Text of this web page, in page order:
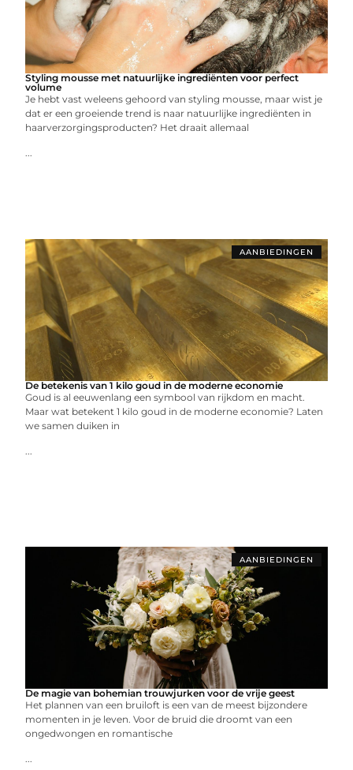
Styling mousse met natuurlijke ingrediënten voor perfect
volume
Je hebt vast weleens gehoord van styling mousse, maar wist je
dat er een groeiende trend is naar natuurlijke ingrediënten in
haarverzorgingsproducten? Het draait allemaal
...
AANBIEDINGEN
De betekenis van 1 kilo goud in de moderne economie
Goud is al eeuwenlang een symbool van rijkdom en macht.
Maar wat betekent 1 kilo goud in de moderne economie? Laten
we samen duiken in
...
AANBIEDINGEN
De magie van bohemian trouwjurken voor de vrije geest
Het plannen van een bruiloft is een van de meest bijzondere
momenten in je leven. Voor de bruid die droomt van een
ongedwongen en romantische
...